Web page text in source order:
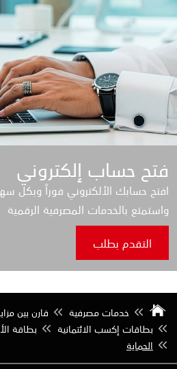
فتح حساب إلكتروني
افتح حسابك الألكتروني فوراً
واستمتع بالخدمات المصرفية الرقمية
التقدم بطلب
خدمات مصرفية
قارن بين
بطاقات إكسب الائتمانية
بطاقة
الحماية